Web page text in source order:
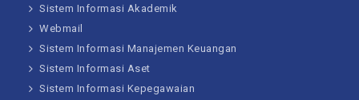
Sistem Informasi Akademik
Webmail
Sistem Informasi Manajemen Keuangan
Sistem Informasi Aset
Sistem Informasi Kepegawaian